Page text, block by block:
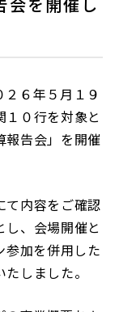
６年５月１９
０行を対象と
報告会」を開催
て内容をご確認
、会場開催と
参加を併用した
しました。